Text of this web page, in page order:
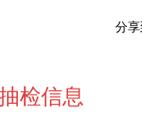
分享
检信息